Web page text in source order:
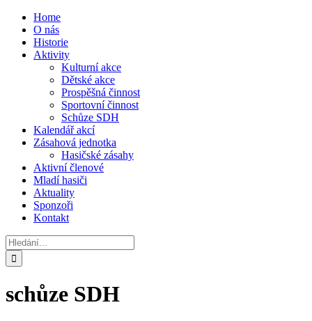
Home
O nás
Historie
Aktivity
Kulturní akce
Dětské akce
Prospěšná činnost
Sportovní činnost
Schůze SDH
Kalendář akcí
Zásahová jednotka
Hasičské zásahy
Aktivní členové
Mladí hasiči
Aktuality
Sponzoři
Kontakt
Hledat:
schůze SDH